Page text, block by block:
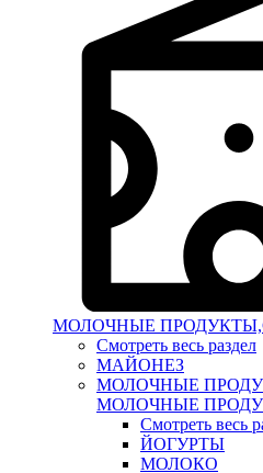
МОЛОЧНЫЕ
Смотреть весь раздел
МАЙОНЕЗ
МОЛОЧНЫЕ
МОЛОЧНЫЕ
Смотреть весь
ЙОГУРТЫ
МОЛОКО